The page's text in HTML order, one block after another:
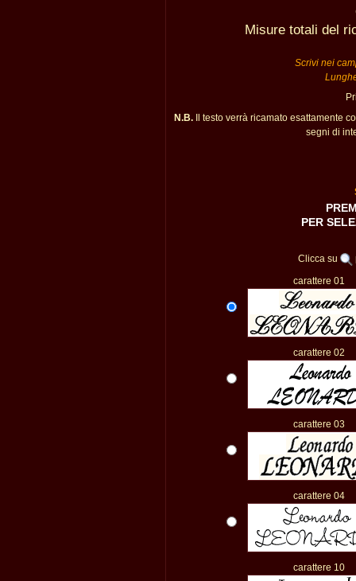
Misure totali del
Scrivi nei
N.B. Il testo verrà ricamato esattamente
segni di
PER
Clicca su
carattere 01
carattere 02
carattere 03
carattere 04
carattere 10